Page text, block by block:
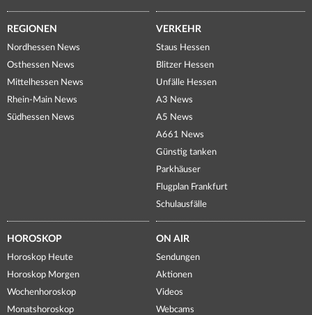
REGIONEN
Nordhessen News
Osthessen News
Mittelhessen News
Rhein-Main News
Südhessen News
VERKEHR
Staus Hessen
Blitzer Hessen
Unfälle Hessen
A3 News
A5 News
A661 News
Günstig tanken
Parkhäuser
Flugplan Frankfurt
Schulausfälle
HOROSKOP
Horoskop Heute
Horoskop Morgen
Wochenhoroskop
Monatshoroskop
ON AIR
Sendungen
Aktionen
Videos
Webcams